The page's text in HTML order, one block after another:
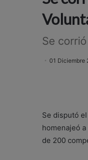
Se
01 Diciembre
Se disputó
homenajeó
de 200